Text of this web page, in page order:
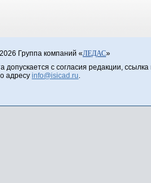
Группа компаний «ЛЕДАС»
допускается с согласия редакции,
адресу info@isicad.ru.